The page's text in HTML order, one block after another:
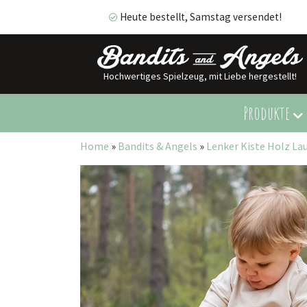
Heute bestellt, Samstag versendet!
Hochwertiges Spielzeug, mit Liebe hergestellt!
Produkte
Heute bestellt, Samstag versendet!
Home » Bandits & Angels » Lenker Kiste Holz